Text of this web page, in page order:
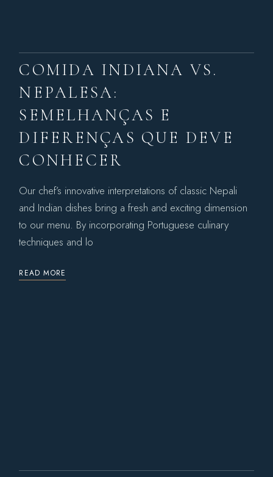
COMIDA INDIANA VS.
NEPALESA:
SEMELHANÇAS E
DIFERENÇAS QUE DEVE
CONHECER
Our chef’s innovative interpretations of classic Nepali
and Indian dishes bring a fresh and exciting dimension
to our menu. By incorporating Portuguese culinary
techniques and lo
READ MORE